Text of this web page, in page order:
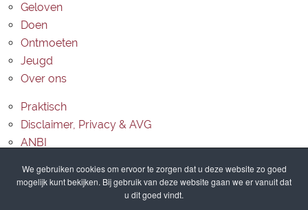
Geloven
Doen
Ontmoeten
Jeugd
Over ons
Praktisch
Disclaimer, Privacy & AVG
ANBI
Routebeschrijving
We gebruiken cookies om ervoor te zorgen dat u deze website zo goed
mogelijk kunt bekijken. Bij gebruik van deze website gaan we er vanuit dat
u dit goed vindt.